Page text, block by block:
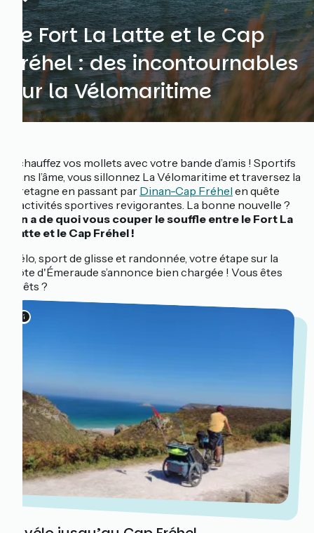
Le Fort La Latte et le Cap
Fréhel : des incontournables
sur la Vélomaritime
Échauffez vos mollets avec votre bande d’amis ! Sportifs
dans l’âme, vous sillonnez La Vélomaritime et traversez la
Bretagne en passant par Dinan-Cap Fréhel en quête
d’activités sportives revigorantes. La bonne nouvelle ?
On a de quoi vous couper le souffle entre le Fort La
Latte et le Cap Fréhel !
Vélo, sport de glisse et randonnée, votre étape sur la
côte d'Émeraude s’annonce bien chargée ! Vous êtes
prêts ?